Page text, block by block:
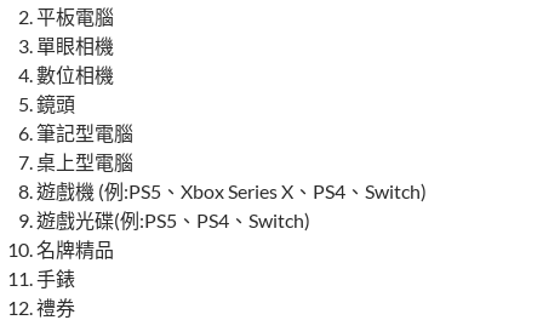
平板電腦
單眼相機
數位相機
鏡頭
筆記型電腦
桌上型電腦
遊戲機 (例:PS5、Xbox Series X、PS4、Switch)
遊戲光碟(例:PS5、PS4、Switch)
名牌精品
手錶
禮券